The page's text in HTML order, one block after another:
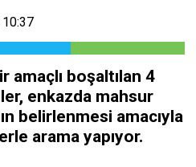
amaçlı boşaltılan 4
enkazda mahsur
belirlenmesi amacıyla
arama yapıyor.